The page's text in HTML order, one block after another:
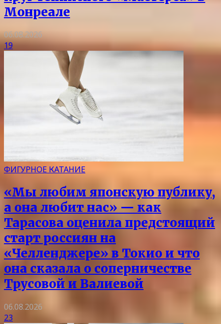
Монреале
06.08.2026
19
ФИГУРНОЕ КАТАНИЕ
«Мы любим японскую публику,
а она любит нас» — как
Тарасова оценила предстоящий
старт россиян на
«Челленджере» в Токио и что
она сказала о соперничестве
Трусовой и Валиевой
06.08.2026
23